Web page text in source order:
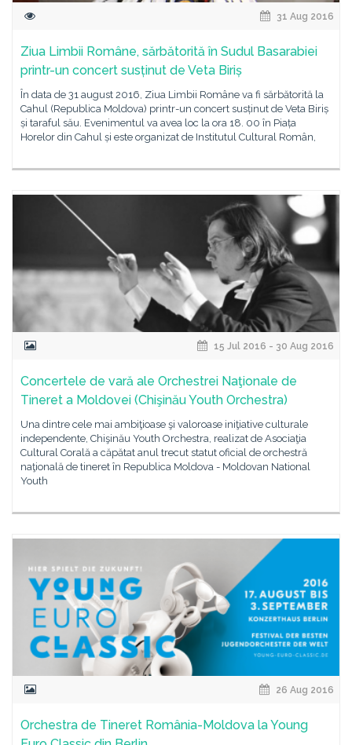
31 Aug 2016
Ziua Limbii Române, sărbătorită în Sudul Basarabiei
printr-un concert susținut de Veta Biriș
În data de 31 august 2016, Ziua Limbii Române va fi sărbătorită la
Cahul (Republica Moldova) printr-un concert susținut de Veta Biriș
și taraful său. Evenimentul va avea loc la ora 18. 00 în Piața
Horelor din Cahul și este organizat de Institutul Cultural Român,
15 Jul 2016 - 30 Aug 2016
Concertele de vară ale Orchestrei Naţionale de
Tineret a Moldovei (Chişinău Youth Orchestra)
Una dintre cele mai ambiţioase şi valoroase iniţiative culturale
independente, Chişinău Youth Orchestra, realizat de Asociaţia
Cultural Corală a căpătat anul trecut statut oficial de orchestră
naţională de tineret în Republica Moldova - Moldovan National
Youth
26 Aug 2016
Orchestra de Tineret România-Moldova la Young